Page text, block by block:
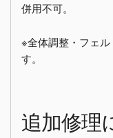
併用不可。
※全体調整・フェ
す。
追加修理